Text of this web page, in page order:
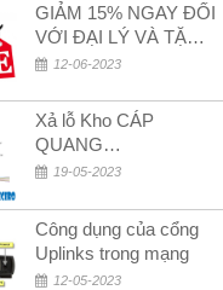
GIẢM 15% NGAY ĐỐI
VỚI ĐẠI LÝ VÀ TẶNG
QUÀ KHÁCH HÀNG
12-06-2023
Xả lỗ Kho CÁP
QUANG
MULTIMODE CÁP
MULTIMODE 4-8-12-
24Fo SỢI OM1-OM2-
OM3 Siêu Rẻ 5k
19-05-2023
Công dụng của cổng
Uplinks trong mạng
12-05-2023